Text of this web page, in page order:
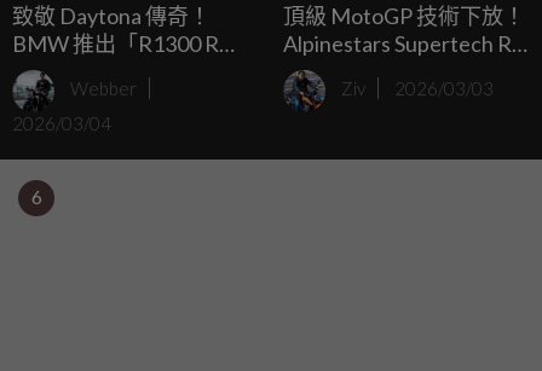
致敬 Daytona 傳奇！
BMW 推出「R1300 R
Superhooligan」客製紀念
街車
Webber
2026/03/04
頂級 MotoGP 技術下放！
Alpinestars Supertech R7
全能賽道帽正式現身：不
到 700 美金的「小 R10」
Ziv 2026/03/03
6